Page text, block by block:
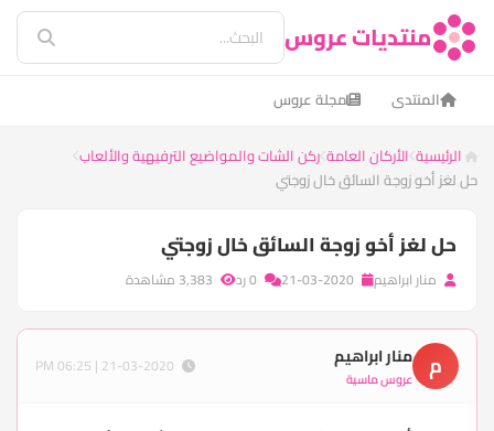
منتديات عروس
المنتدى مجلة عروس
الرئيسية الأركان العامة ركن الشات والمواضيع الترفيهية والألعاب
حل لغز أخو زوجة السائق خال زوجتي
حل لغز أخو زوجة السائق خال زوجتي
منار ابراهيم
م منار ابراهيم
عروس ماسية